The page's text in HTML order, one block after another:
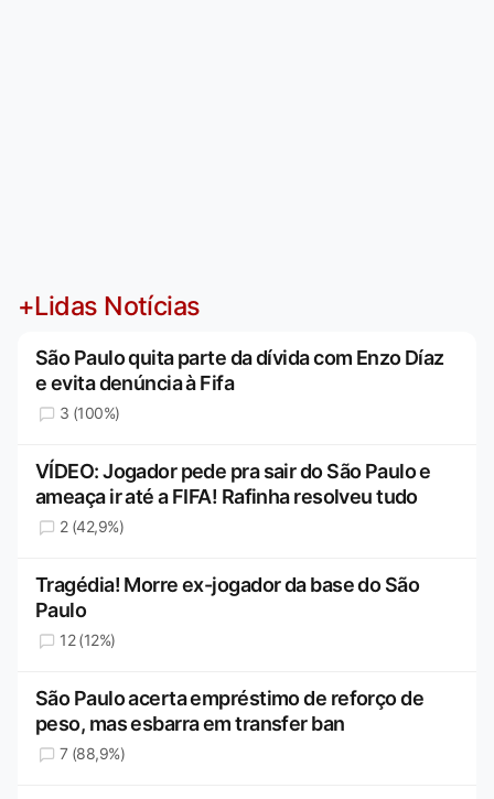
+Lidas Notícias
São Paulo quita parte da dívida com Enzo Díaz
e evita denúncia à Fifa
3 (100%)
VÍDEO: Jogador pede pra sair do São Paulo e
ameaça ir até a FIFA! Rafinha resolveu tudo
2 (42,9%)
Tragédia! Morre ex-jogador da base do São
Paulo
12 (12%)
São Paulo acerta empréstimo de reforço de
peso, mas esbarra em transfer ban
7 (88,9%)